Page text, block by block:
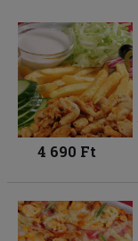
4 690 Ft